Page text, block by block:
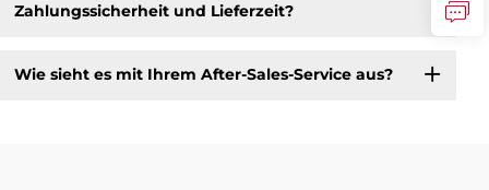
Zahlungssicherheit und Lieferzeit?
Wie sieht es mit Ihrem After-Sales-Service aus?